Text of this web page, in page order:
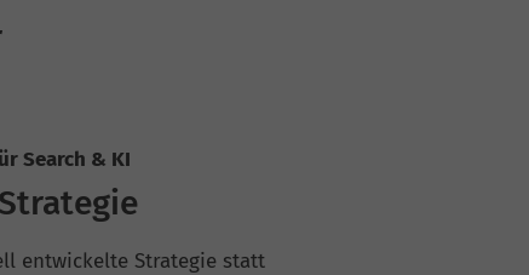
Search & KI
entwickelte Strategie statt